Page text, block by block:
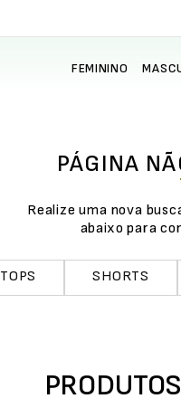
FEMININO
PÁGINA
Realize uma nova
abaixo para
TOPS SHORTS